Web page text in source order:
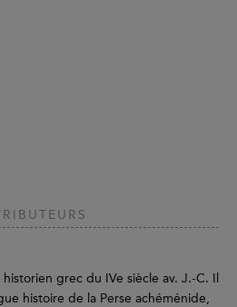
grec du IVe siècle av. J.-C. Il
histoire de la Perse achéménide,